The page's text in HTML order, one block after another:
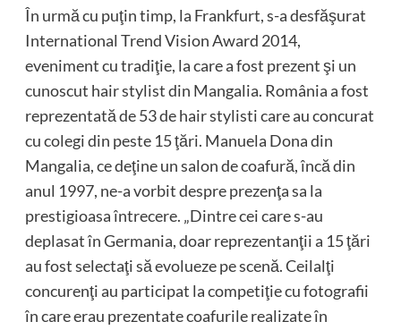
În urmă cu puţin timp, la Frankfurt, s-a desfăşurat
International Trend Vision Award 2014,
eveniment cu tradiţie, la care a fost prezent şi un
cunoscut hair stylist din Mangalia. România a fost
reprezentată de 53 de hair stylisti care au concurat
cu colegi din peste 15 ţări. Manuela Dona din
Mangalia, ce deţine un salon de coafură, încă din
anul 1997, ne-a vorbit despre prezenţa sa la
prestigioasa întrecere. „Dintre cei care s-au
deplasat în Germania, doar reprezentanţii a 15 ţări
au fost selectaţi să evolueze pe scenă. Ceilalţi
concurenţi au participat la competiţie cu fotografii
în care erau prezentate coafurile realizate în